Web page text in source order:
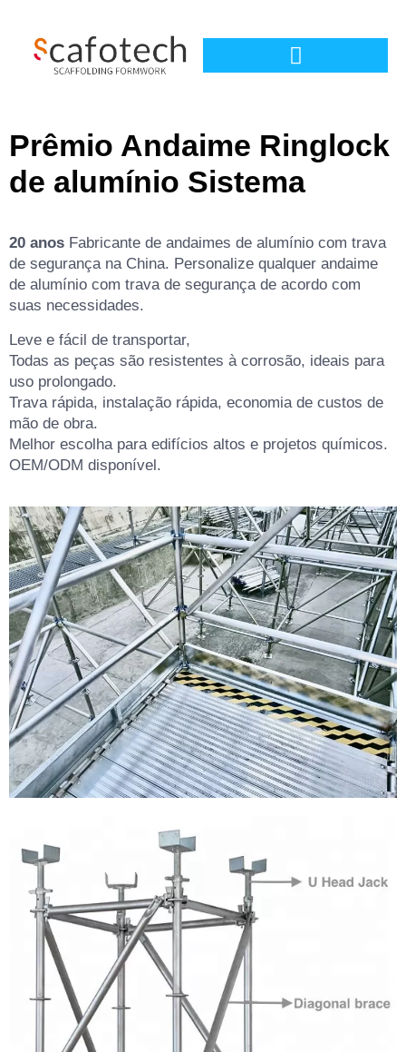
Prêmio Andaime Ringlock
de alumínio Sistema
20 anos Fabricante de andaimes de alumínio com trava
de segurança na China. Personalize qualquer andaime
de alumínio com trava de segurança de acordo com
suas necessidades.
Leve e fácil de transportar,
Todas as peças são resistentes à corrosão, ideais para
uso prolongado.
Trava rápida, instalação rápida, economia de custos de
mão de obra.
Melhor escolha para edifícios altos e projetos químicos.
OEM/ODM disponível.